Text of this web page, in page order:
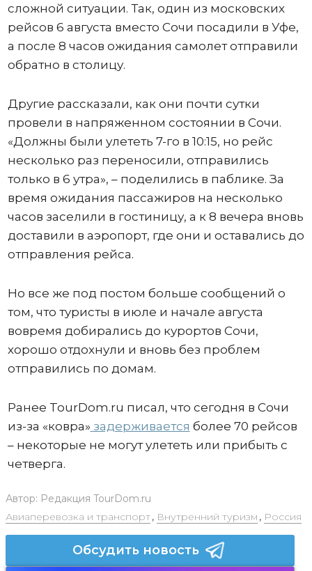
сложной ситуации. Так, один из московских
рейсов 6 августа вместо Сочи посадили в Уфе,
а после 8 часов ожидания самолет отправили
обратно в столицу.
Другие рассказали, как они почти сутки
провели в напряженном состоянии в Сочи.
«Должны были улететь 7-го в 10:15, но рейс
несколько раз переносили, отправились
только в 6 утра», – поделились в паблике. За
время ожидания пассажиров на несколько
часов заселили в гостиницу, а к 8 вечера вновь
доставили в аэропорт, где они и оставались до
отправления рейса.
Но все же под постом больше сообщений о
том, что туристы в июле и начале августа
вовремя добирались до курортов Сочи,
хорошо отдохнули и вновь без проблем
отправились по домам.
Ранее TourDom.ru писал, что сегодня в Сочи
из-за «ковра» задерживается более 70 рейсов
– некоторые не могут улететь или прибыть с
четверга.
Автор: Редакция TourDom.ru
Авиаперевозка и транспорт, Внутренний туризм , Россия
Обсудить новость